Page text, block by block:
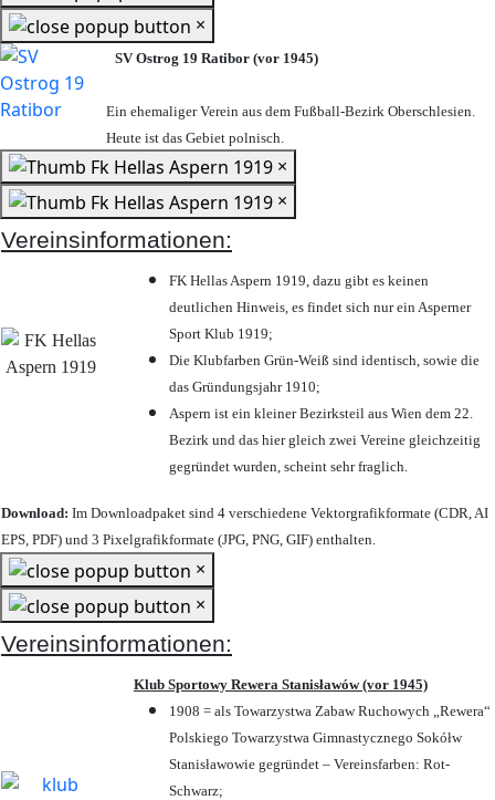
×
SV Ostrog 19 Ratibor (vor 1945)
Ein ehemaliger Verein aus dem Fußball-Bezirk Oberschlesien.
Heute ist das Gebiet polnisch.
×
×
Vereinsinformationen:
FK Hellas Aspern 1919, dazu gibt es keinen
deutlichen Hinweis, es findet sich nur ein Asperner
Sport Klub 1919;
Die Klubfarben Grün-Weiß sind identisch, sowie die
das Gründungsjahr 1910;
Aspern ist ein kleiner Bezirksteil aus Wien dem 22.
Bezirk und das hier gleich zwei Vereine gleichzeitig
gegründet wurden, scheint sehr fraglich.
Download: Im Downloadpaket sind 4 verschiedene Vektorgrafikformate (CDR, AI
EPS, PDF) und 3 Pixelgrafikformate (JPG, PNG, GIF) enthalten.
×
×
Vereinsinformationen:
Klub Sportowy Rewera Stanisławów (vor 1945)
1908 = als Towarzystwa Zabaw Ruchowych „Rewera“
Polskiego Towarzystwa Gimnastycznego Sokółw
Stanisławowie gegründet – Vereinsfarben: Rot-
Schwarz;